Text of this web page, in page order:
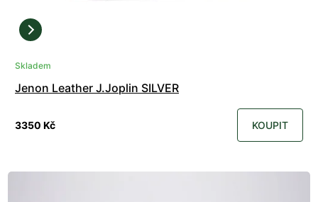
Skladem
Jenon Leather J.Joplin SILVER
3350 Kč KOUPIT